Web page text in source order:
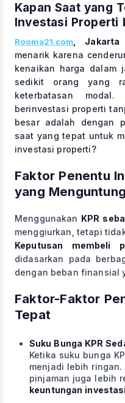
Kapan Saat yang
Investasi Properti
Rooma21.com ,
menarik karena
kenaikan harga dalam
sedikit orang yang
keterbatasan
berinvestasi properti
besar adalah dengan
saat yang tepat untuk
investasi properti?
Faktor Penentu
yang
Menggunakan KPR
menggiurkan, tetapi
Keputusan membeli
didasarkan pada
dengan beban finansial
Faktor-Faktor
Tepat
Suku Bunga KPR
Ketika suku bunga
menjadi lebih
pinjaman juga lebih
keuntungan